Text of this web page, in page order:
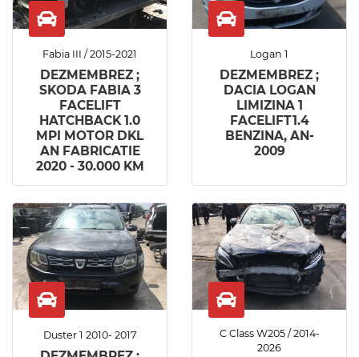
Fabia III / 2015-2021
DEZMEMBREZ ;
SKODA FABIA 3
FACELIFT
HATCHBACK 1.0
MPI MOTOR DKL
AN FABRICATIE
2020 - 30.000 KM
Logan 1
DEZMEMBREZ ;
DACIA LOGAN
LIMIZINA 1
FACELIFT1.4
BENZINA, AN-
2009
Duster 1 2010- 2017
C Class W205 / 2014-
2026